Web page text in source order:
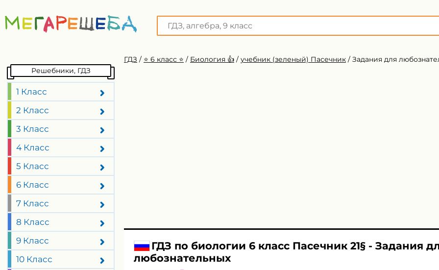
Решебники, ГДЗ
1 Класс
2 Класс
3 Класс
4 Класс
5 Класс
6 Класс
7 Класс
8 Класс
9 Класс
10 Класс
ГДЗ / ⭐️ 6 класс ⭐️ / Биология 👍 / учебник (зеленый) Пасечник / Задания для
ГДЗ по биологии 6 класс Пасечник 21§ - Задания
любознательных